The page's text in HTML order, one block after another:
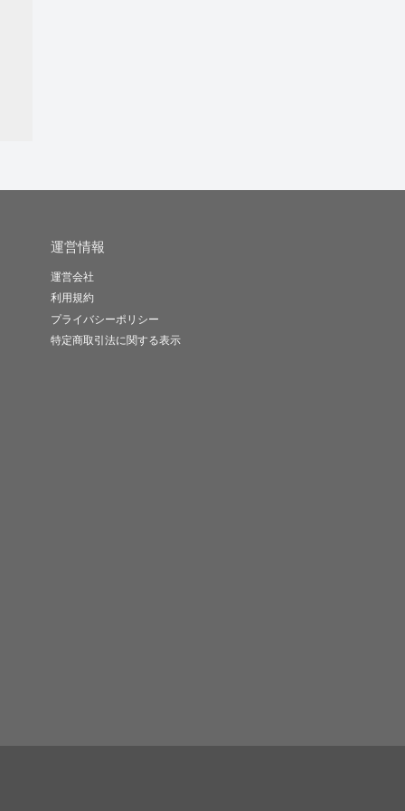
運営情報
運営会社
利用規約
プライバシーポリシー
特定商取引法に関する表示